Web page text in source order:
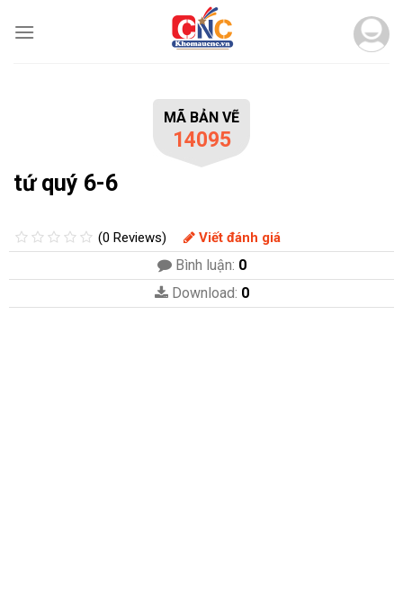
MÃ BẢN VẼ
14095
tứ quý 6-6
(0 Reviews) Viết đánh giá
Bình luận: 0
Download: 0